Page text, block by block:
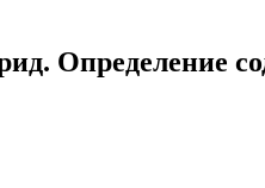
Определение